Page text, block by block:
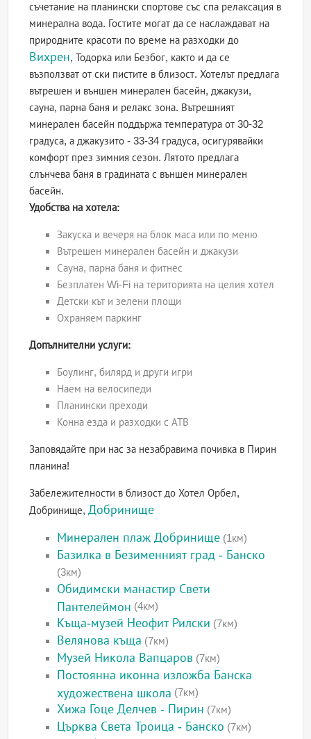
съчетание на планински спортове със спа релаксация в
минерална вода. Гостите могат да се наслаждават на
природните красоти по време на разходки до
Вихрен, Тодорка или Безбог, както и да се
възползват от ски пистите в близост. Хотелът предлага
вътрешен и външен минерален басейн, джакузи,
сауна, парна баня и релакс зона. Вътрешният
минерален басейн поддържа температура от 30-32
градуса, а джакузито - 33-34 градуса, осигурявайки
комфорт през зимния сезон. Лятото предлага
слънчева баня в градината с външен минерален
басейн.
Удобства на хотела:
Закуска и вечеря на блок маса или по меню
Вътрешен минерален басейн и джакузи
Сауна, парна баня и фитнес
Безплатен Wi-Fi на територията на целия хотел
Детски кът и зелени площи
Охраняем паркинг
Допълнителни услуги:
Боулинг, билярд и други игри
Наем на велосипеди
Планински преходи
Конна езда и разходки с АТВ
Заповядайте при нас за незабравима почивка в Пирин
планина!
Забележителности в близост до Хотел Орбел,
Добринище, Добринище
Минерален плаж Добринище (1км)
Базилка в Безименният град - Банско
(3км)
Обидимски манастир Свети
Пантелеймон (4км)
Къща-музей Неофит Рилски (7км)
Велянова къща (7км)
Музей Никола Вапцаров (7км)
Постоянна иконна изложба Банска
художествена школа (7км)
Хижа Гоце Делчев - Пирин (7км)
Църква Света Троица - Банско (7км)